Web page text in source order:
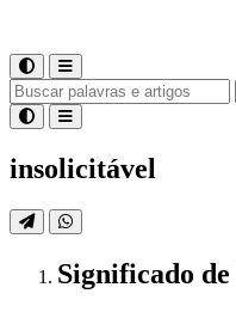
insolicitável
Significado de